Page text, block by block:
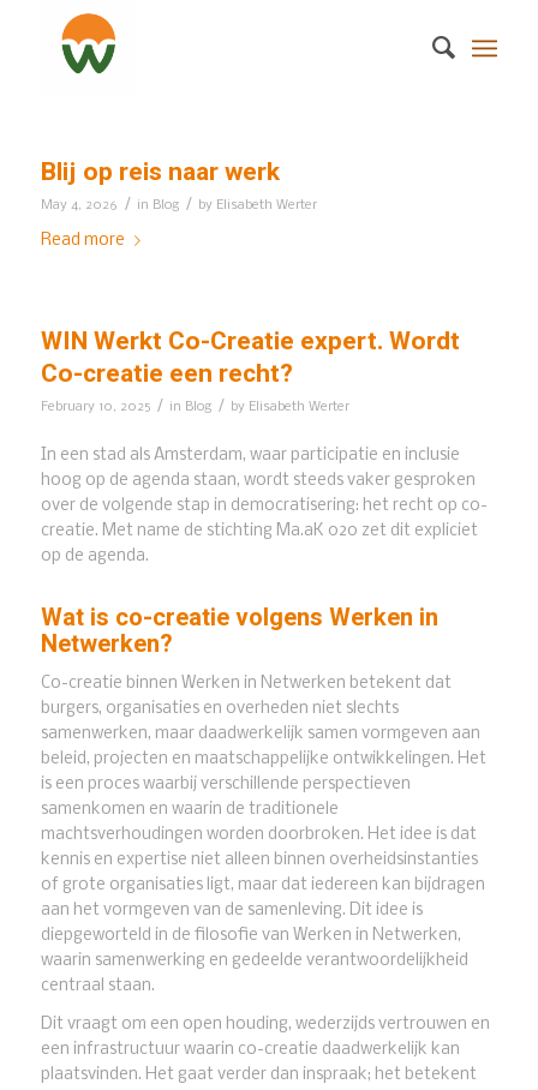
Blij op reis naar werk
May 4, 2026 / in Blog / by Elisabeth Werter
Read more
WIN Werkt Co-Creatie expert. Wordt
Co-creatie een recht?
February 10, 2025 / in Blog / by Elisabeth Werter
In een stad als Amsterdam, waar participatie en inclusie
hoog op de agenda staan, wordt steeds vaker gesproken
over de volgende stap in democratisering: het recht op co-
creatie. Met name de stichting Ma.aK 020 zet dit expliciet
op de agenda.
Wat is co-creatie volgens Werken in
Netwerken?
Co-creatie binnen Werken in Netwerken betekent dat
burgers, organisaties en overheden niet slechts
samenwerken, maar daadwerkelijk samen vormgeven aan
beleid, projecten en maatschappelijke ontwikkelingen. Het
is een proces waarbij verschillende perspectieven
samenkomen en waarin de traditionele
machtsverhoudingen worden doorbroken. Het idee is dat
kennis en expertise niet alleen binnen overheidsinstanties
of grote organisaties ligt, maar dat iedereen kan bijdragen
aan het vormgeven van de samenleving. Dit idee is
diepgeworteld in de filosofie van Werken in Netwerken,
waarin samenwerking en gedeelde verantwoordelijkheid
centraal staan.
Dit vraagt om een open houding, wederzijds vertrouwen en
een infrastructuur waarin co-creatie daadwerkelijk kan
plaatsvinden. Het gaat verder dan inspraak; het betekent